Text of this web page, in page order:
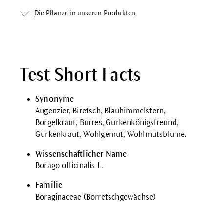
Die Pflanze in unseren Produkten
Test Short Facts
Synonyme
Augenzier, Biretsch, Blauhimmelstern,
Borgelkraut, Burres, Gurkenkönigsfreund,
Gurkenkraut, Wohlgemut, Wohlmutsblume.
Wissenschaftlicher Name
Borago officinalis L.
Familie
Boraginaceae (Borretschgewächse)